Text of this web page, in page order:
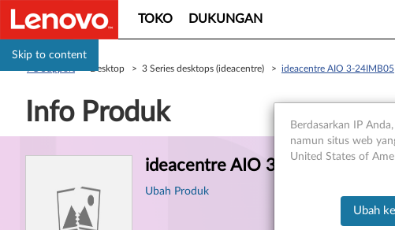
Skip to content
TOKO DUKUNGAN
> Desktop > 3 Series desktops (ideacentre) > ideacentre AIO 3-24IMB05
Info Produk
ideacentre AIO 3-24IMB05
Ubah Produk
Berdasarkan IP
namun situs web
United States of
Ubah